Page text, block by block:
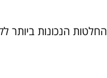
הנכונות